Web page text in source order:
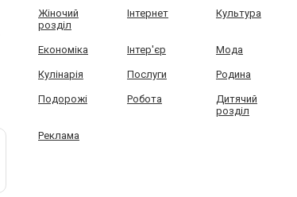
Жіночий
розділ
Інтернет Культура
Економіка Інтер'єр Мода
Кулінарія Послуги Родина
Подорожі Робота
Дитячий
розділ
Реклама